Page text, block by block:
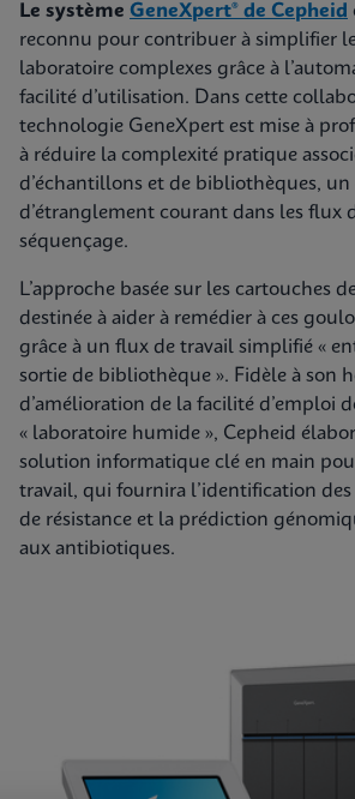
Le système GeneXpert® de Cepheid
reconnu pour contribuer à simplifier
laboratoire complexes grâce à
facilité d’utilisation. Dans cette
technologie GeneXpert est mise à
à réduire la complexité pratique
d’échantillons et de bibliothèques,
d’étranglement courant dans les flux
séquençage.
L’approche basée sur les cartouches
destinée à aider à remédier à ces
grâce à un flux de travail simplifié «
sortie de bibliothèque ». Fidèle à son
d’amélioration de la facilité d’emploi
« laboratoire humide », Cepheid
solution informatique clé en main
travail, qui fournira l’identification des
de résistance et la prédiction
aux antibiotiques.